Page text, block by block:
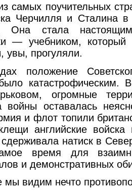
самых поучительных
Черчилля и Сталина
Она стала
— учебником, который
увы, прогуляли.
положение
катастрофическим.
огромные
войны оставалась
и флот топили
английские
натиск в
время для
и демонстративных
мы видим нечто